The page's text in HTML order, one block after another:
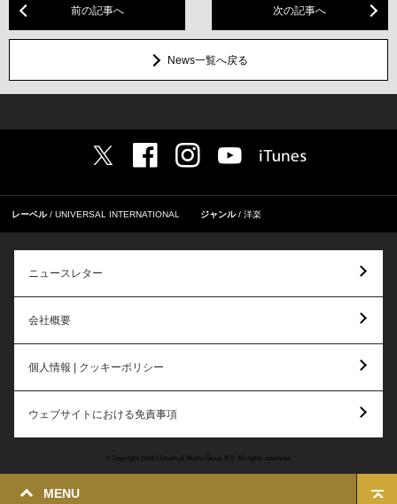
MENU
前の記事へ 次の記事へ
News一覧へ戻る
レーベル UNIVERSAL INTERNATIONAL ジャンル 洋楽
ニュースレター
会社概要
個人情報 | クッキーポリシー
ウェブサイトにおける免責事項
© Copyright 2026 Universal Music Group N.V. All rights reserved.